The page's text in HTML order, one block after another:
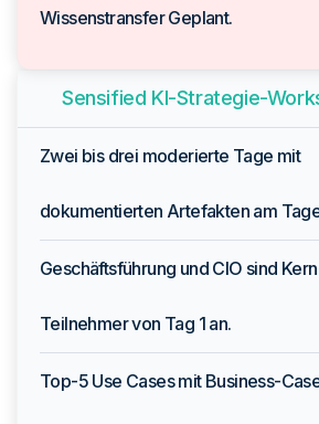
Wissenstransfer Geplant.
Sensified KI-Strategie-
Zwei bis drei moderierte Tage mit
dokumentierten Artefakten am
Geschäftsführung und CIO sind
Teilnehmer von Tag 1 an.
Top-5 Use Cases mit Business-